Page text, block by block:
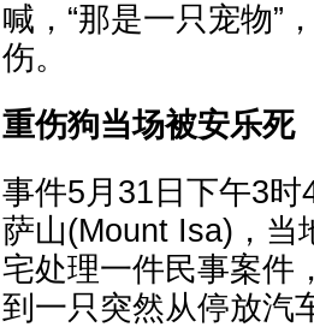
喊，“那是一只宠物”
伤。
重伤狗当场被安乐
事件5月31日下午3
萨山(Mount Isa)，当
宅处理一件民事案件
到一只突然从停放汽